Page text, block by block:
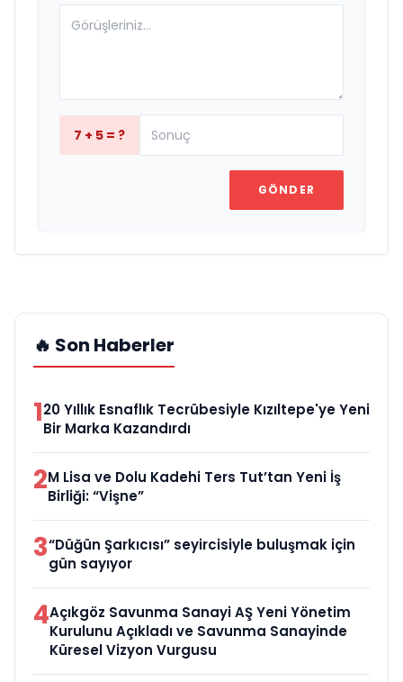
7 + 5 = ?
GÖNDER
🔥 Son Haberler
120 Yıllık Esnaflık Tecrübesiyle Kızıltepe'ye Yeni
Bir Marka Kazandırdı
2M Lisa ve Dolu Kadehi Ters Tut’tan Yeni İş
Birliği: “Vişne”
3“Düğün Şarkıcısı” seyircisiyle buluşmak için
gün sayıyor
4Açıkgöz Savunma Sanayi AŞ Yeni Yönetim
Kurulunu Açıkladı ve Savunma Sanayinde
Küresel Vizyon Vurgusu